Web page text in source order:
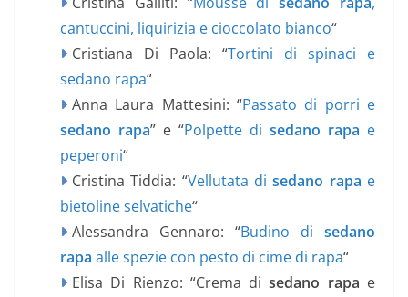
cantuccini, liquirizia e cioccolato bianco“
Cristiana Di Paola: “Tortini di spinaci e
sedano rapa“
Anna Laura Mattesini: “Passato di porri e
sedano rapa” e “Polpette di sedano rapa e
peperoni“
Cristina Tiddia: “Vellutata disedano rapa e
bietoline selvatiche“
Alessandra Gennaro: “Budino di sedano
rapa alle spezie con pesto di cime di rapa“
Elisa Di Rienzo: “Crema disedano rapa e